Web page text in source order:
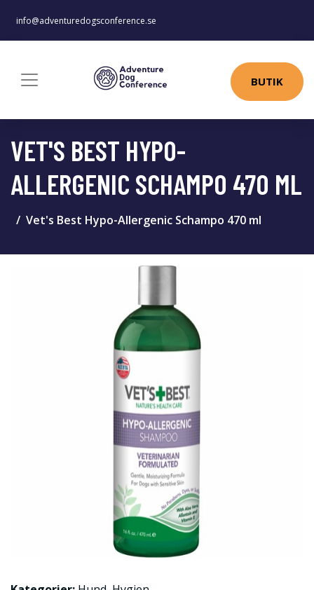
info@adventuredogsconference.se
BUTIK
VET'S BEST HYPO-
ALLERGENIC SCHAMPO 470 ML
Vet's Best Hypo-Allergenic Schampo 470 ml